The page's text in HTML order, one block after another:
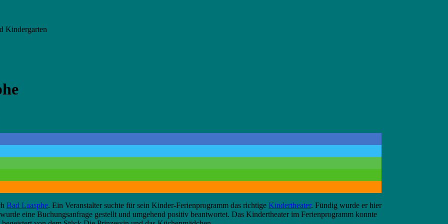
Kindergarten
Bad Laasphe. Ein Veranstalter suchte für sein Kinder-Ferienprogramm das richtige Kindertheater. Fündig wurde er hier
eine Buchungsanfrage gestellt und umgehend positiv beantwortet. Das Kindertheater im Ferienprogramm konnte